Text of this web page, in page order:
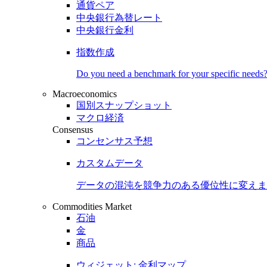
通貨ペア
中央銀行為替レート
中央銀行金利
指数作成
Do you need a benchmark for your specific needs?
Macroeconomics
国別スナップショット
マクロ経済
Consensus
コンセンサス予想
カスタムデータ
データの混沌を競争力のある優位性に変え
Commodities Market
石油
金
商品
ウィジェット: 金利マップ